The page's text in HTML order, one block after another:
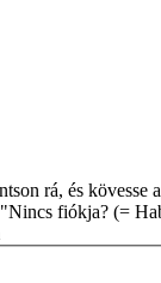
rá, és
fiókja? (=